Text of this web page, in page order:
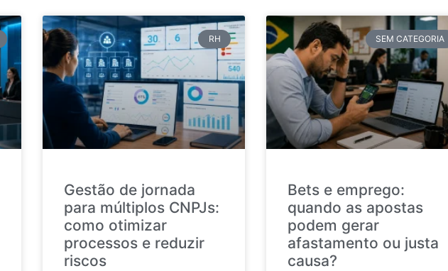
RH
Gestão de jornada
para múltiplos CNPJs:
como otimizar
processos e reduzir
riscos
SEM CATEGORIA
Bets e emprego:
quando as apostas
podem gerar
afastamento ou justa
causa?